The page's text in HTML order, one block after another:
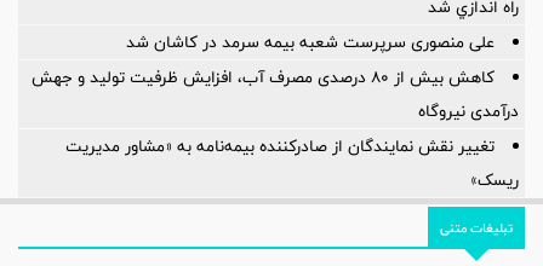
راه اندازي شد
علی منصوری سرپرست شعبه بیمه سرمد در کاشان شد
کاهش بیش از ۸۰ درصدی مصرف آب، افزایش ظرفیت تولید و جهش
درآمدی نیروگاه
تغییر نقش نمایندگان از صادرکننده بیمه‌نامه به «مشاور مدیریت
ریسک»
تبلیغات متنی